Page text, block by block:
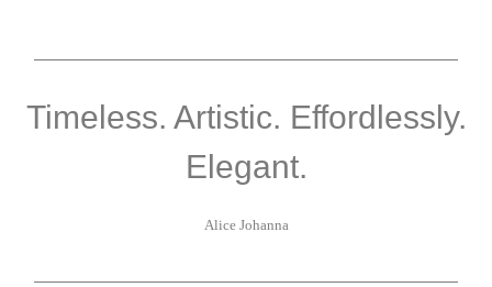
Timeless. Artistic. Effordlessly.
Elegant.
Alice Johanna